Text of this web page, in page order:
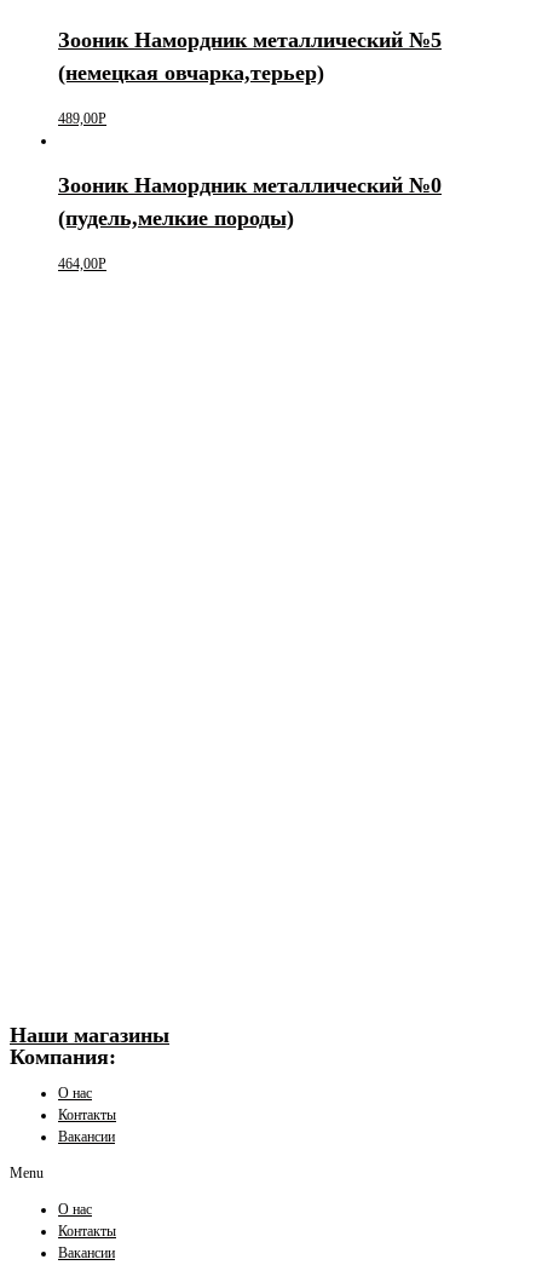
Зооник Намордник металлический №5
(немецкая овчарка,терьер)
489,00Р
Зооник Намордник металлический №0
(пудель,мелкие породы)
464,00Р
Наши магазины
Компания:
О нас
Контакты
Вакансии
Menu
О нас
Контакты
Вакансии